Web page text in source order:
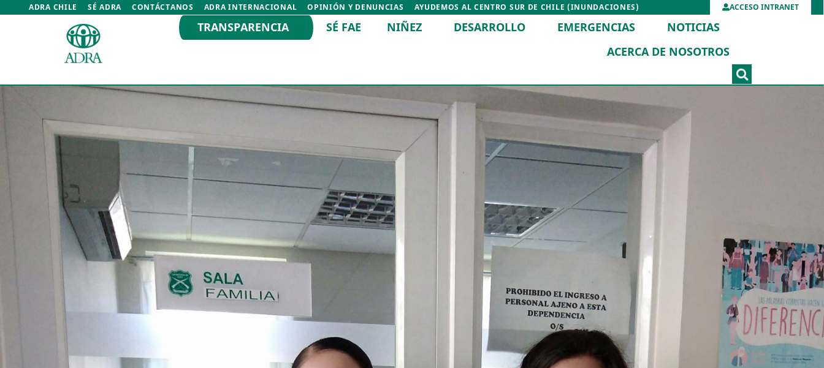
ADRA CHILE SÉ ADRA CONTÁCTANOS ADRA INTERNACIONAL OPINIÓN Y DENUNCIAS AYUDEMOS AL CENTRO SUR DE CHILE (INUNDACIONES) ACCESO INTRANET
TRANSPARENCIA SÉ FAE NIÑEZ DESARROLLO EMERGENCIAS
NOTICIAS
ACERCA DE NOSOTROS